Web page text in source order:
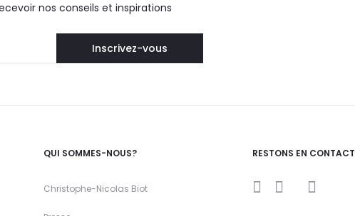
nos conseils et inspirations
QUI SOMMES-NOUS?
Christophe-Nicolas Biot
RESTONS EN CONTACT